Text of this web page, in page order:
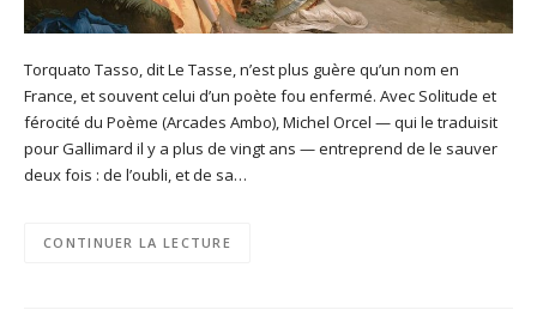
Torquato Tasso, dit Le Tasse, n’est plus guère qu’un nom en
France, et souvent celui d’un poète fou enfermé. Avec Solitude et
férocité du Poème (Arcades Ambo), Michel Orcel — qui le traduisit
pour Gallimard il y a plus de vingt ans — entreprend de le sauver
deux fois : de l’oubli, et de sa…
CONTINUER LA LECTURE